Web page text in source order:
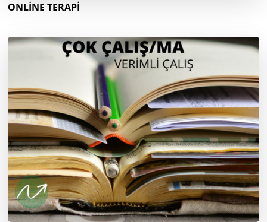
ONLİNE TERAPİ